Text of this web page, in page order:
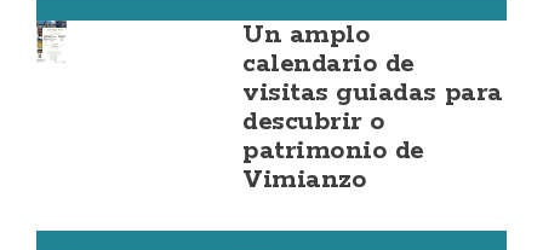
Un amplo
calendario de
visitas guiadas para
descubrir o
patrimonio de
Vimianzo